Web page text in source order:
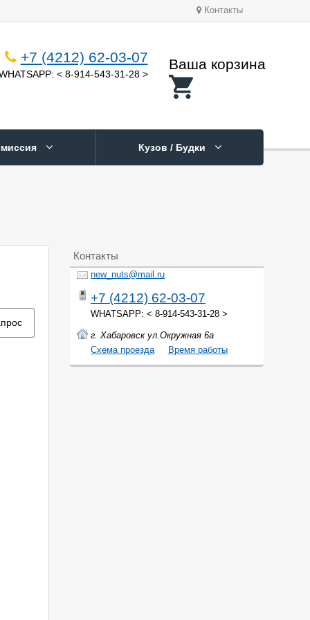
Контакты
+7 (4212) 62-03-07
< 8-914-543-31-28 >
Ваша корзина
Кузов / Будки
Контакты
new_nuts@mail.ru
+7 (4212) 62-03-07
WHATSAPP: < 8-914-543-31-28 >
г. Хабаровск ул.Окружная 6а
Cхема проезда
Время работы